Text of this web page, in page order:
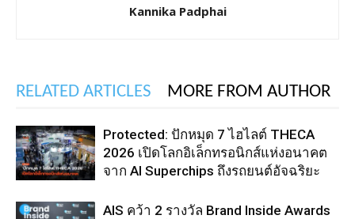
Kannika Padphai
RELATED ARTICLES MORE FROM AUTHOR
Protected: ปักหมุด 7 ไฮไลต์ THECA
2026 เปิดโลกอิเล็กทรอนิกส์แห่งอนาคต
จาก AI Superchips ถึงรถยนต์อัจฉริยะ
AIS คว้า 2 รางวัล Brand Inside Awards